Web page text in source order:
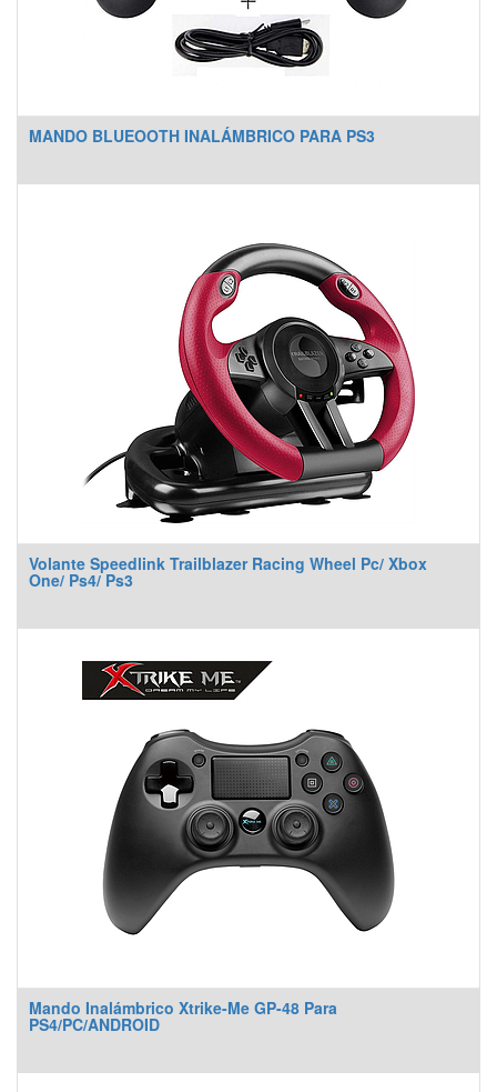
MANDO BLUEOOTH INALÁMBRICO PARA PS3
Volante Speedlink Trailblazer Racing Wheel Pc/ Xbox
One/ Ps4/ Ps3
Mando Inalámbrico Xtrike-Me GP-48 Para
PS4/PC/ANDROID